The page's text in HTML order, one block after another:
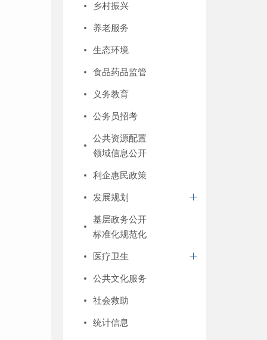
乡村振兴
养老服务
生态环境
食品药品监管
义务教育
公务员招考
公共资源配置
领域信息公开
利企惠民政策
发展规划
基层政务公开
标准化规范化
医疗卫生
公共文化服务
社会救助
统计信息